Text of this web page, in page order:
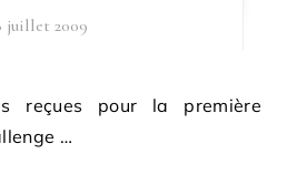
juillet 2009
reçues pour la première
…